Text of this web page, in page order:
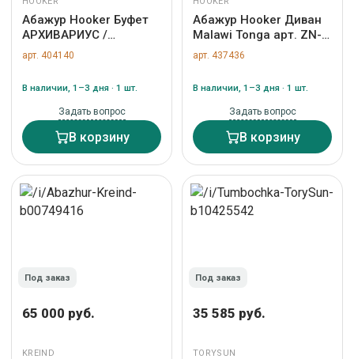
Абажур Hooker Буфет
АРХИВАРИУС /
ARCHIVIST арт. ZN-
404140
арт. 404140
В наличии, 1–3 дня · 1 шт.
Задать вопрос
В корзину
Абажур Hooker Диван
Malawi Tonga арт. ZN-
437436
арт. 437436
В наличии, 1–3 дня · 1 шт.
Задать вопрос
В корзину
Под заказ
65 000 руб.
KREIND
Под заказ
35 585 руб.
TORYSUN